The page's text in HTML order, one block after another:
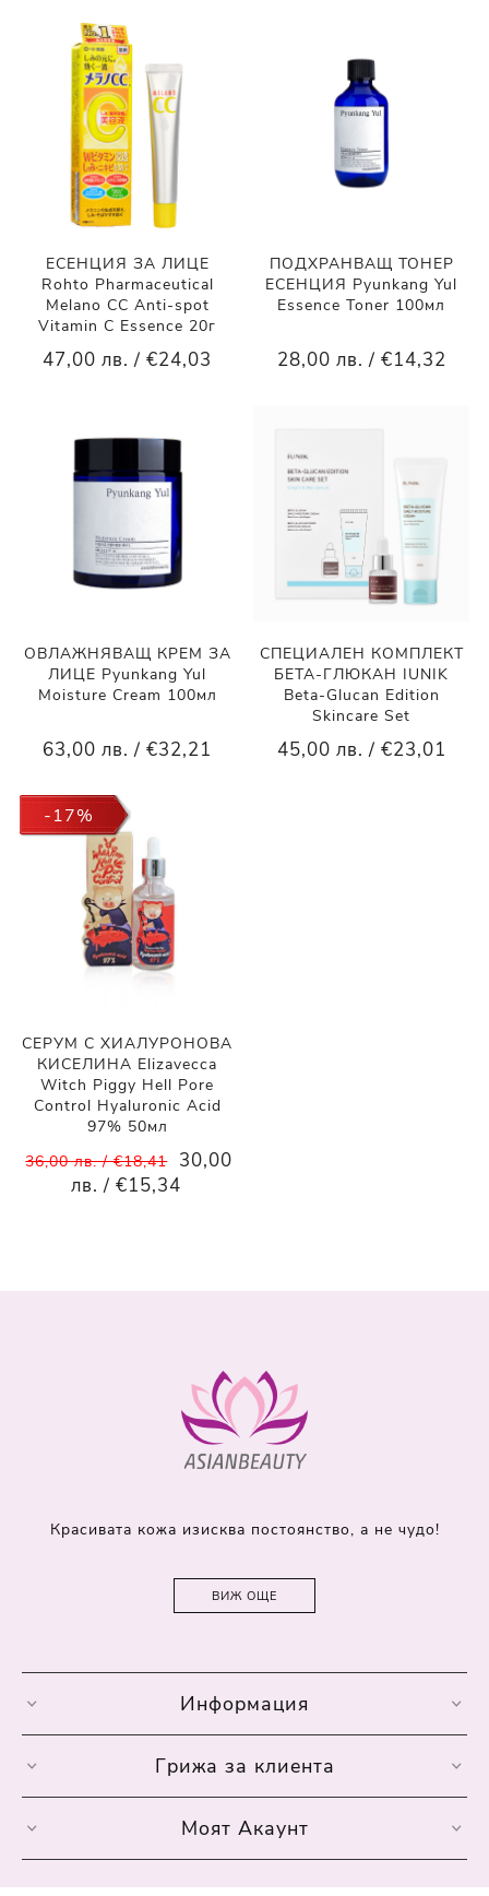
ЕСЕНЦИЯ ЗА ЛИЦЕ
Rohto Pharmaceutical
Melano CC Anti-spot
Vitamin C Essence 20г
47,00 лв. / €24,03
ПОДХРАНВАЩ ТОНЕР
ЕСЕНЦИЯ Pyunkang Yul
Essence Toner 100мл
28,00 лв. / €14,32
ОВЛАЖНЯВАЩ КРЕМ ЗА
ЛИЦЕ Pyunkang Yul
Moisture Cream 100мл
63,00 лв. / €32,21
СПЕЦИАЛЕН КОМПЛЕКТ
БЕТА-ГЛЮКАН IUNIK
Beta-Glucan Edition
Skincare Set
45,00 лв. / €23,01
-17%
СЕРУМ С ХИАЛУРОНОВА
КИСЕЛИНА Elizavecca
Witch Piggy Hell Pore
Control Hyaluronic Acid
97% 50мл
36,00 лв. / €18,41
30,00
лв. / €15,34
Красивата кожа изисква постоянство, а не чудо!
ВИЖ ОЩЕ
Информация
Грижа за клиента
Моят Акаунт